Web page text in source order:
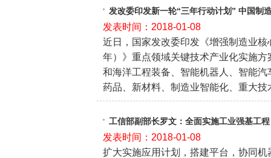
发改委印发新一轮“三年行动计划” 中国制
发表时间：2018-01-08
近日，国家发改委印发《增强制造业
年）》重点领域关键技术产业化实施
和海洋工程装备、智能机器人、智能
药品、新材料、制造业智能化、重大技
工信部副部长罗文：全面实施工业强基工
发表时间：2018-01-08
扩大实施应用计划，搭建平台，协同